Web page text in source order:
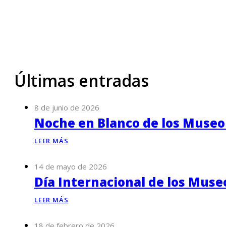
Últimas entradas
8 de junio de 2026
Noche en Blanco de los
LEER MÁS
14 de mayo de 2026
Día Internacional de los
LEER MÁS